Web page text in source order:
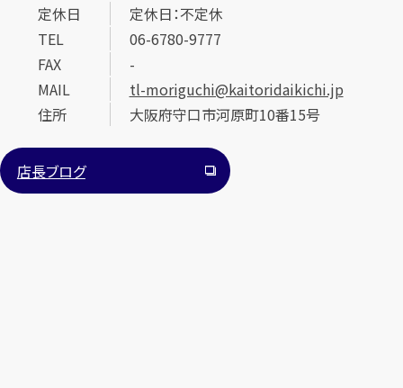
定休日
定休日：不定休
TEL
06-6780-9777
FAX
-
MAIL
tl-moriguchi@kaitoridaikichi.jp
住所
大阪府守口市河原町10番15号
店長ブログ